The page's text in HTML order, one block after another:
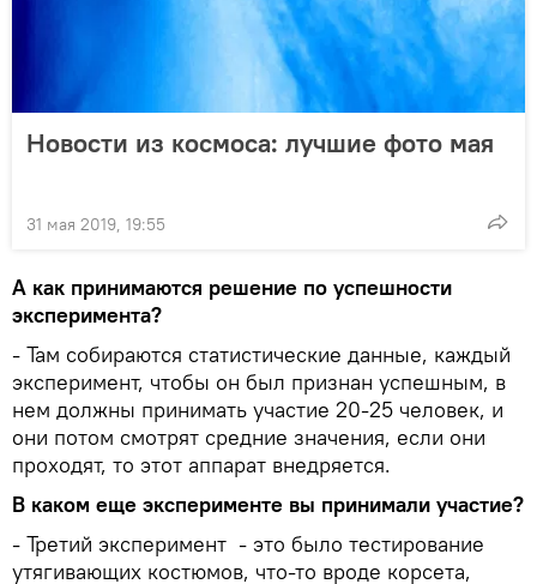
Новости из космоса: лучшие фото мая
31 мая 2019, 19:55
А как принимаются решение по успешности
эксперимента?
- Там собираются статистические данные, каждый
эксперимент, чтобы он был признан успешным, в
нем должны принимать участие 20-25 человек, и
они потом смотрят средние значения, если они
проходят, то этот аппарат внедряется.
В каком еще эксперименте вы принимали участие?
- Третий эксперимент - это было тестирование
утягивающих костюмов, что-то вроде корсета,